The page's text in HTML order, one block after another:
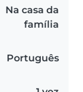
Na casa da
família
Português